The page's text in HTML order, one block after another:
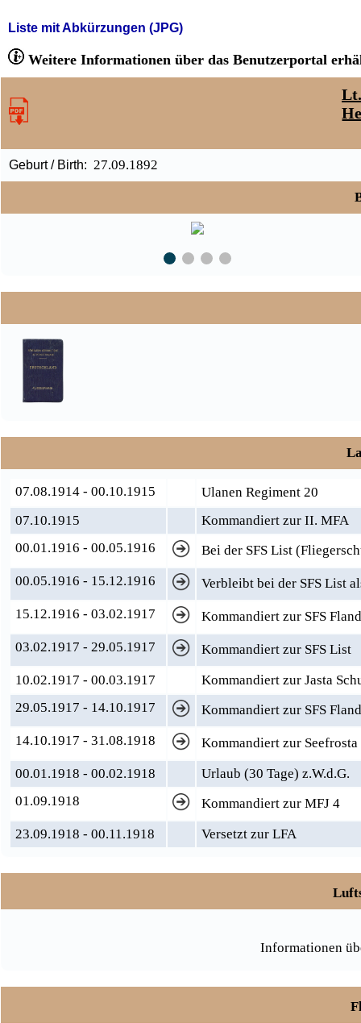
Liste mit Abkürzungen (JPG)
Weitere Informationen über das Benutzerportal
Geburt / Birth: 27.09.1892
07.08.1914 - 00.10.1915
Ulanen Regiment 20
07.10.1915
Kommandiert zur II. MFA
00.01.1916 - 00.05.1916
Bei der SFS List
00.05.1916 - 15.12.1916
Verbleibt bei der SFS List
15.12.1916 - 03.02.1917
Kommandiert zur SFS
03.02.1917 - 29.05.1917
Kommandiert zur SFS List
10.02.1917 - 00.03.1917
Kommandiert zur Jasta
29.05.1917 - 14.10.1917
Kommandiert zur SFS
14.10.1917 - 31.08.1918
Kommandiert zur Seefrosta
00.01.1918 - 00.02.1918
Urlaub (30 Tage) z.W.d.G.
01.09.1918
Kommandiert zur MFJ 4
23.09.1918 - 00.11.1918
Versetzt zur LFA
Informationen